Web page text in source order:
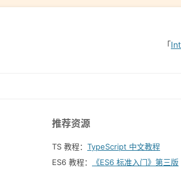
「
推荐资源
TS 教程： TypeScript 中文教程
ES6 教程：
《ES6 标准入门》第三版